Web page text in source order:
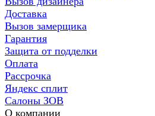
Доставка
Вызов замерщика
Гарантия
Защита от подделки
Оплата
Рассрочка
Яндекс сплит
Салоны ЗОВ
О компании